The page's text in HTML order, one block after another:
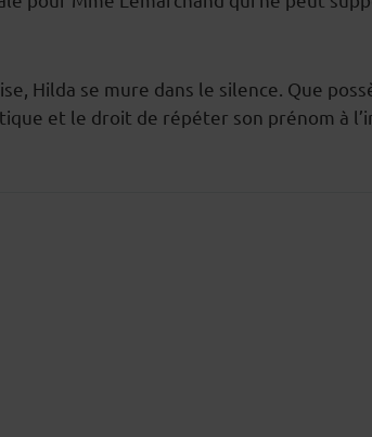
Hilda se mure dans le silence. Que
et le droit de répéter son prénom à